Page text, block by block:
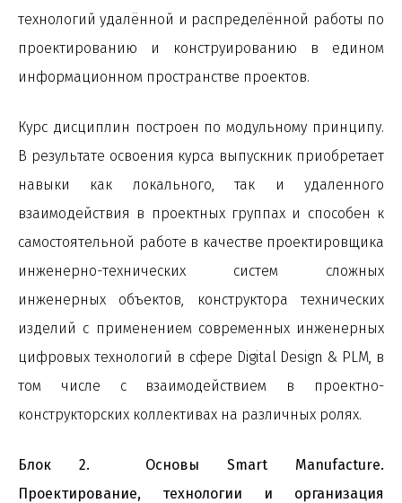
технологий удалённой и распределённой работы по
проектированию и конструированию в едином
информационном пространстве проектов.
Курс дисциплин построен по модульному принципу.
В результате освоения курса выпускник приобретает
навыки как локального, так и удаленного
взаимодействия в проектных группах и способен к
самостоятельной работе в качестве проектировщика
инженерно-технических систем сложных
инженерных объектов, конструктора технических
изделий с применением современных инженерных
цифровых технологий в сфере Digital Design & PLM, в
том числе с взаимодействием в проектно-
конструкторских коллективах на различных ролях.
Блок 2. Основы Smart Manufacture.
Проектирование, технологии и организация